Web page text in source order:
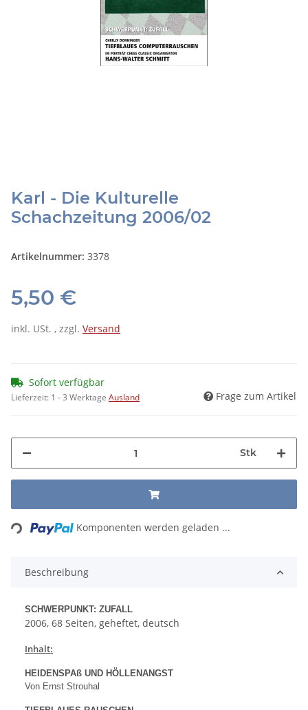
Karl - Die Kulturelle
Schachzeitung 2006/02
Artikelnummer: 3378
5,50 €
inkl. USt. , zzgl. Versand
Sofort verfügbar
Lieferzeit: 1 - 3 Werktage Ausland Frage zum Artikel
Stk
Loading... Komponenten werden geladen ...
Beschreibung
SCHWERPUNKT: ZUFALL
2006, 68 Seiten, geheftet, deutsch
Inhalt:
HEIDENSPAß UND HÖLLENANGST
Von Ernst Strouhal